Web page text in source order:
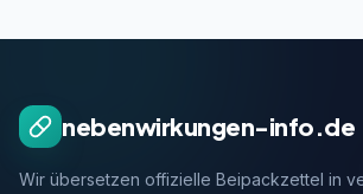
nebenwirkungen-info.de
Wir übersetzen offizielle Beipackzettel in